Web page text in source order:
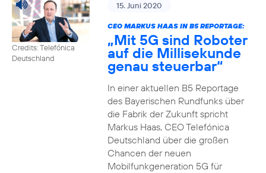
Credits: Telefónica
Deutschland
15. Juni 2020
CEO MARKUS HAAS IN B5 REPORTAGE:
„Mit 5G sind Roboter
auf die Millisekunde
genau steuerbar“
In einer aktuellen B5 Reportage
des Bayerischen Rundfunks über
die Fabrik der Zukunft spricht
Markus Haas, CEO Telefónica
Deutschland über die großen
Chancen der neuen
Mobilfunkgeneration 5G für